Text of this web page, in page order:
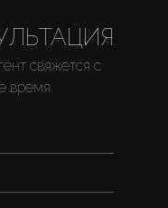
свяжется с
время